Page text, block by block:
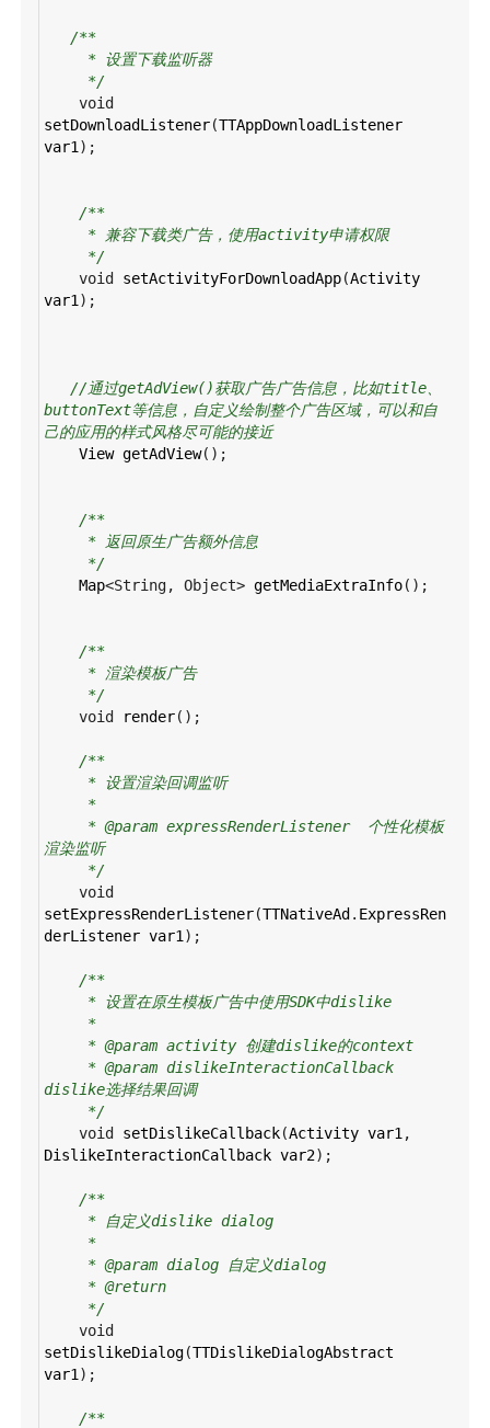
/**
* 设置下载监听器
*/
void
setDownloadListener(TTAppDownloadListener
var1 );
/**
* 兼容下载类广告，使用activity申请权限
*/
void
setActivityForDownloadApp(Activity
var1 );
//通过getAdView()获取广告广告信息，比如title、
buttonText等信息，自定义绘制整个广告区域，可以和自
己的应用的样式风格尽可能的接近
View getAdView();
/**
* 返回原生广告额外信息
*/
Map<String, Object> getMediaExtraInfo();
/**
* 渲染模板广告
*/
void
render();
/**
* 设置渲染回调监听
*
* @param expressRenderListener  个性化模板
渲染监听
*/
void
setExpressRenderListener(TTNativeAd . ExpressRen
derListener var1 );
/**
* 设置在原生模板广告中使用SDK中dislike
*
* @param activity 创建dislike的context
* @param dislikeInteractionCallback
dislike选择结果回调
*/
void
setDislikeCallback(Activity var1
DislikeInteractionCallback var2);
/**
* 自定义dislike dialog
*
* @param dialog 自定义dialog
* @return
*/
void
setDislikeDialog(TTDislikeDialogAbstract
var1 );
/**